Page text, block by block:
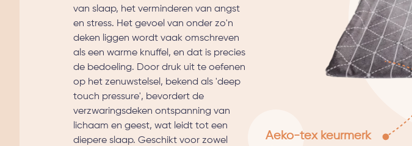
van slaap, het verminderen van angst
en stress. Het gevoel van onder zo'n
deken liggen wordt vaak omschreven
als een warme knuffel, en dat is precies
de bedoeling. Door druk uit te oefenen
op het zenuwstelsel, bekend als 'deep
touch pressure', bevordert de
verzwaringsdeken ontspanning van
lichaam en geest, wat leidt tot een
diepere slaap. Geschikt voor zowel
Aeko-tex keurmerk